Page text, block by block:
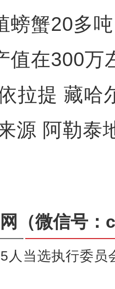
螃蟹20多
值在300万
拉提 藏哈
源 阿勒泰
（微信号
人当选执行委员